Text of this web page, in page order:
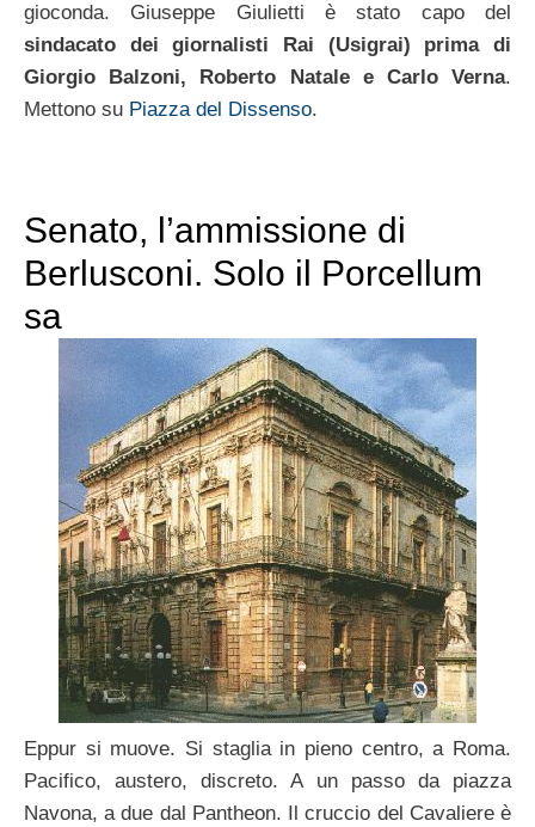
gioconda. Giuseppe Giulietti è stato capo del
sindacato dei giornalisti Rai (Usigrai) prima di
Giorgio Balzoni, Roberto Natale e Carlo Verna.
Mettono su Piazza del Dissenso.
Senato, l’ammissione di
Berlusconi. Solo il Porcellum
sa
Eppur si muove. Si staglia in pieno centro, a Roma.
Pacifico, austero, discreto. A un passo da piazza
Navona, a due dal Pantheon. Il cruccio del Cavaliere è